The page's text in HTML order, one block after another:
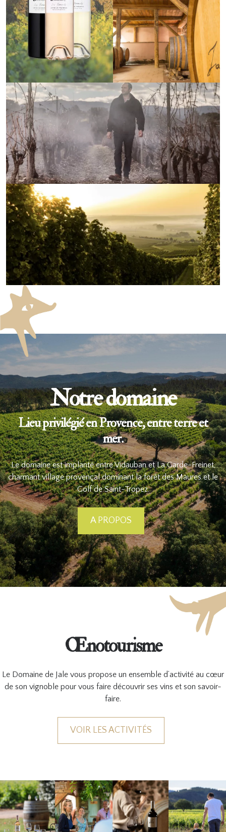
Notre domaine
Lieu privilégié en Provence, entre terre et
mer.
Le domaine est implanté entre Vidauban et La Garde-Freinet,
charmant village provençal dominant la forêt des Maures et le
Golf de Saint-Tropez.
A PROPOS
Œnotourisme
Le Domaine de Jale vous propose un ensemble d’activité au cœur
de son vignoble pour vous faire découvrir ses vins et son savoir-
faire.
VOIR LES ACTIVITÉS